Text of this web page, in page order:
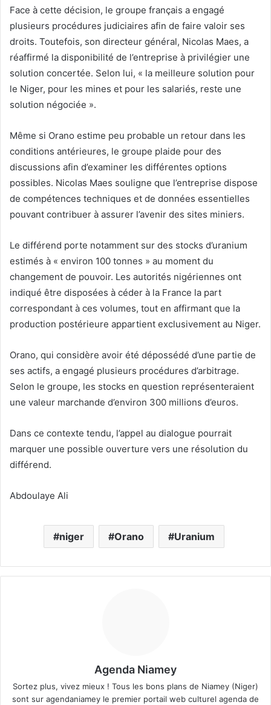
Face à cette décision, le groupe français a engagé
plusieurs procédures judiciaires afin de faire valoir ses
droits. Toutefois, son directeur général, Nicolas Maes, a
réaffirmé la disponibilité de l’entreprise à privilégier une
solution concertée. Selon lui, « la meilleure solution pour
le Niger, pour les mines et pour les salariés, reste une
solution négociée ».
Même si Orano estime peu probable un retour dans les
conditions antérieures, le groupe plaide pour des
discussions afin d’examiner les différentes options
possibles. Nicolas Maes souligne que l’entreprise dispose
de compétences techniques et de données essentielles
pouvant contribuer à assurer l’avenir des sites miniers.
Le différend porte notamment sur des stocks d’uranium
estimés à « environ 100 tonnes » au moment du
changement de pouvoir. Les autorités nigériennes ont
indiqué être disposées à céder à la France la part
correspondant à ces volumes, tout en affirmant que la
production postérieure appartient exclusivement au Niger.
Orano, qui considère avoir été dépossédé d’une partie de
ses actifs, a engagé plusieurs procédures d’arbitrage.
Selon le groupe, les stocks en question représenteraient
une valeur marchande d’environ 300 millions d’euros.
Dans ce contexte tendu, l’appel au dialogue pourrait
marquer une possible ouverture vers une résolution du
différend.
Abdoulaye Ali
niger Orano Uranium
Agenda Niamey
Sortez plus, vivez mieux ! Tous les bons plans de Niamey (Niger)
sont sur agendaniamey le premier portail web culturel agenda de